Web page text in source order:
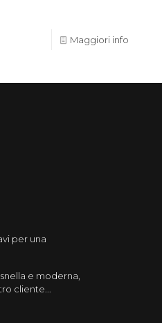
Maggiori info
per una
e moderna,
cliente...